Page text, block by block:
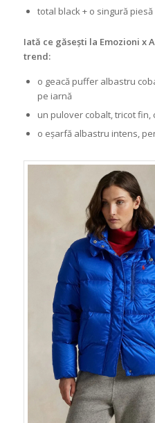
total black + o singură
Iată ce găsești la Emozioni x
trend:
o geacă puffer albastru
pe iarnă
un pulover cobalt, tricot
o eșarfă albastru intens,